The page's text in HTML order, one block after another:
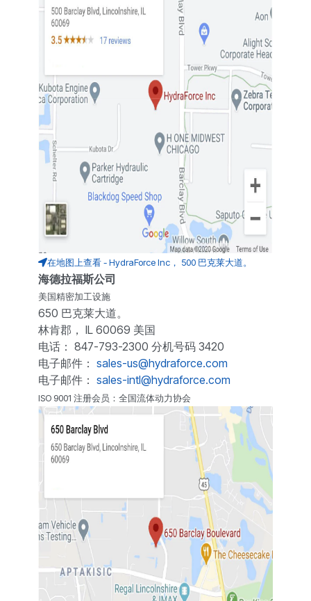
在地图上查看 - HydraForce Inc， 500 巴克莱大道。
海德拉福斯公司
美国精密加工设施
650 巴克莱大道。
林肯郡， IL 60069 美国
电话： 847-793-2300 分机号码 3420
电子邮件： sales-us@hydraforce.com
电子邮件： sales-intl@hydraforce.com
ISO 9001 注册会员：全国流体动力协会